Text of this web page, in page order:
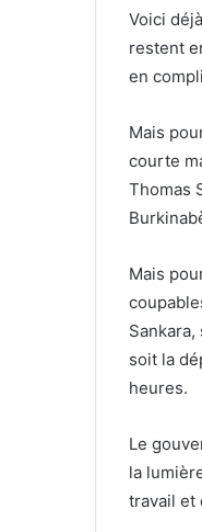
Voici
restent
en
Mais
courte
Thomas
Mais
soit la
heures.
Le
la
travail et